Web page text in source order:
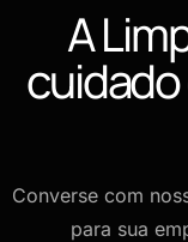
A
Converse com
para sua